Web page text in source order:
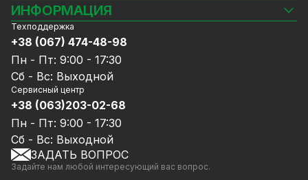
Камеры видеонаблюдения
Видеорегистраторы
Комплекты видеонаблюдения
СКУД
Источники питания
Сетевое оборудование
Ноутбуки и компьютеры
Аксессуары
Акции
Уцененный товар
GreenVision скидки
ИНФОРМАЦИЯ
Блог
Доставка и оплата
Гарантия и Сервисное обслуживание
Политика конфиденциальности
Договор публичной оферты
Сотрудничество
Услуги
Калькулятор расчёта объёма HDD
Техподдержка
+38 (067) 474-48-98
Пн - Пт: 9:00 - 17:30
Сб - Вс: Выходной
Сервисный центр
+38 (063)203-02-68
Пн - Пт: 9:00 - 17:30
Сб - Вс: Выходной
ЗАДАТЬ ВОПРОС
Задайте нам любой интересующий вас вопрос.